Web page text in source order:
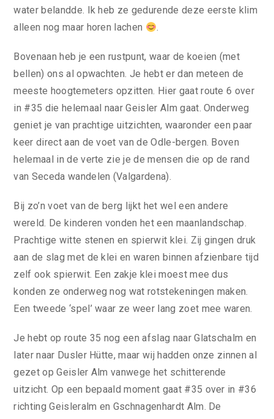
water belandde. Ik heb ze gedurende deze eerste klim
alleen nog maar horen lachen
.
Bovenaan heb je een rustpunt, waar de koeien (met
bellen) ons al opwachten. Je hebt er dan meteen de
meeste hoogtemeters opzitten. Hier gaat route 6 over
in #35 die helemaal naar Geisler Alm gaat. Onderweg
geniet je van prachtige uitzichten, waaronder een paar
keer direct aan de voet van de Odle-bergen. Boven
helemaal in de verte zie je de mensen die op de rand
van Seceda wandelen (Valgardena).
Bij zo’n voet van de berg lijkt het wel een andere
wereld. De kinderen vonden het een maanlandschap.
Prachtige witte stenen en spierwit klei. Zij gingen druk
aan de slag met de klei en waren binnen afzienbare tijd
zelf ook spierwit. Een zakje klei moest mee dus
konden ze onderweg nog wat rotstekeningen maken.
Een tweede ‘spel’ waar ze weer lang zoet mee waren.
Je hebt op route 35 nog een afslag naar Glatschalm en
later naar Dusler Hütte, maar wij hadden onze zinnen al
gezet op Geisler Alm vanwege het schitterende
uitzicht. Op een bepaald moment gaat #35 over in #36
richting Geisleralm en Gschnagenhardt Alm. De